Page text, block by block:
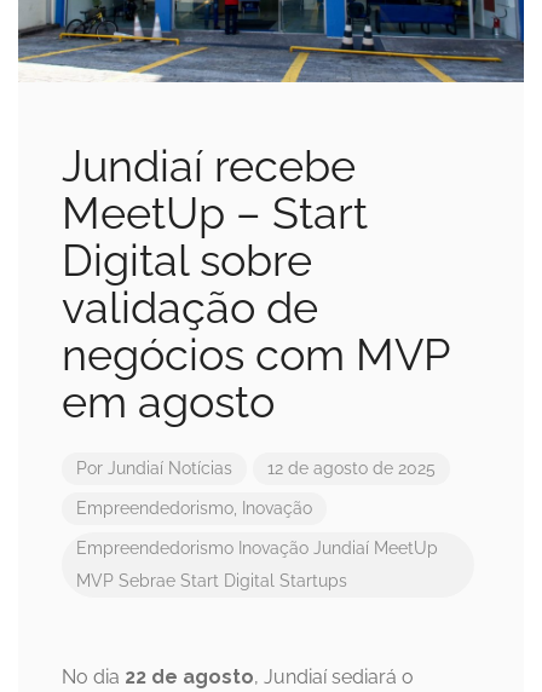
Jundiaí recebe
MeetUp – Start
Digital sobre
validação de
negócios com MVP
em agosto
Por Jundiaí Notícias 12 de agosto de 2025
Empreendedorismo, Inovação
Empreendedorismo Inovação Jundiaí MeetUp
MVP Sebrae Start Digital Startups
No dia 22 de agosto, Jundiaí sediará o